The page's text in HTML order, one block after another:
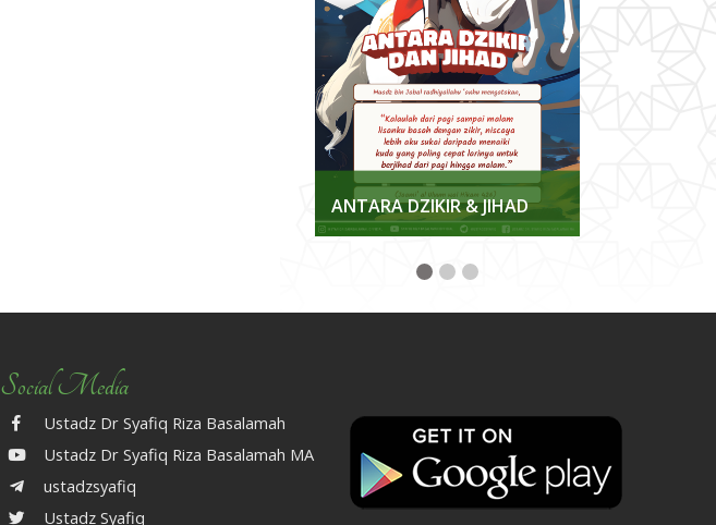
ANTARA DZIKIR & JIHAD
Social Media
Ustadz Dr Syafiq Riza Basalamah
Ustadz Dr Syafiq Riza Basalamah MA
ustadzsyafiq
Ustadz Syafiq